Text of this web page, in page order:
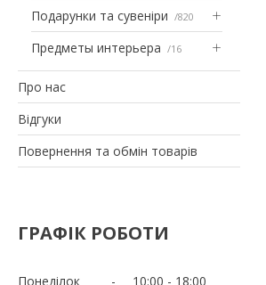
Подарунки та сувеніри 820
Предметы интерьера 16
Про нас
Відгуки
Повернення та обмін товарів
ГРАФІК РОБОТИ
Понеділок 10:00 18:00